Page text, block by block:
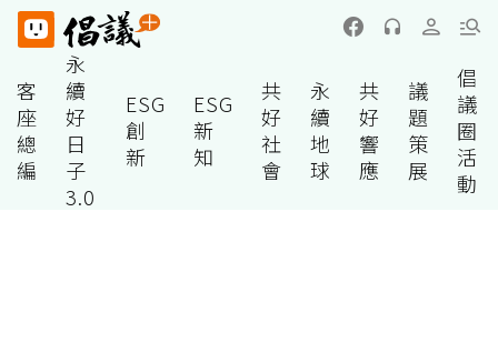
客
座
總
編
永
續
好
日
子
3.0
ESG
創
新
ESG
新
知
共
好
社
會
永
續
地
球
共
好
響
應
議
題
策
展
倡
議
圈
活
動